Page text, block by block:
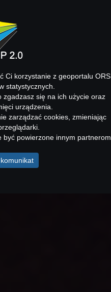
Ci korzystanie z geoportalu
statystycznych.
zgadzasz się na ich użycie oraz
urządzenia.
zarządzać cookies, zmieniając
być powierzone innym